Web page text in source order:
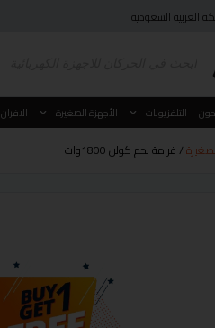
العربية السعودية
التلفزيونات الأجهزة الصغيرة الافران
/ فرامة لحم كولن 1800وات